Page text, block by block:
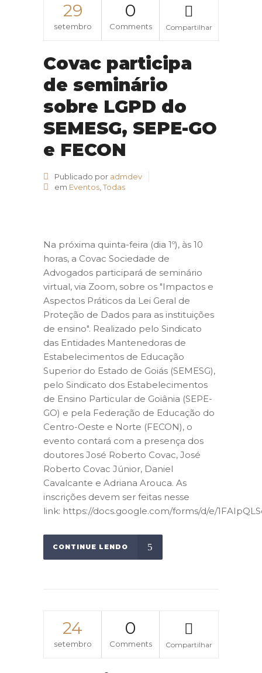
29
setembro
0
Comments Compartilhar
Covac participa
de seminário
sobre LGPD do
SEMESG, SEPE-GO
e FECON
Publicado por admdev
em Eventos Todas
Na próxima quinta-feira (dia 1º), às 10
horas, a Covac Sociedade de
Advogados participará de seminário
virtual, via Zoom, sobre os "Impactos e
Aspectos Práticos da Lei Geral de
Proteção de Dados para as instituições
de ensino". Realizado pelo Sindicato
das Entidades Mantenedoras de
Estabelecimentos de Educação
Superior do Estado de Goiás (SEMESG),
pelo Sindicato dos Estabelecimentos
de Ensino Particular de Goiânia (SEPE-
GO) e pela Federação de Educação do
Centro-Oeste e Norte (FECON), o
evento contará com a presença dos
doutores José Roberto Covac, José
Roberto Covac Júnior, Daniel
Cavalcante e Adriana Arouca. As
inscrições devem ser feitas nesse
link: https://docs.google.com/forms/d/e/
CONTINUE LENDO
24
setembro
0
Comments Compartilhar